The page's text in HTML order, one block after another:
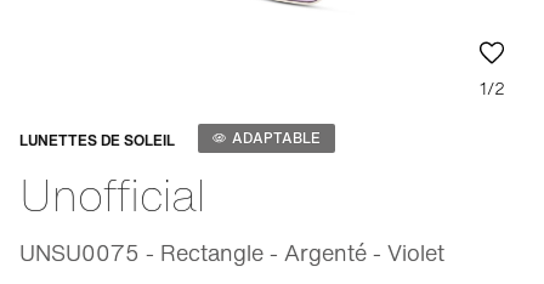
1/2
LUNETTES DE SOLEIL ADAPTABLE
Unofficial
UNSU0075 - Rectangle - Argenté - Violet
Adaptable